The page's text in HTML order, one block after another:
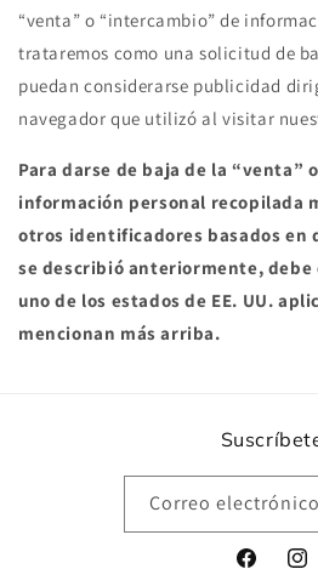
“venta” o “intercambio” de
trataremos como una solicitud de
puedan considerarse publicidad
navegador que utilizó al visitar
Para darse de baja de la “venta”
información personal recopilada
otros identificadores basados en
se describió anteriormente, debe
uno de los estados de EE. UU.
mencionan más arriba.
Correo electrónico